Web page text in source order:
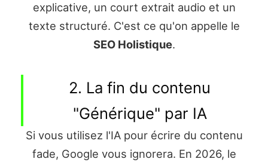
explicative, un court extrait audio et un
texte structuré. C'est ce qu'on appelle le
SEO Holistique.
2. La fin du contenu
"Générique" par IA
Si vous utilisez l'IA pour écrire du contenu
fade, Google vous ignorera. En 2026, le